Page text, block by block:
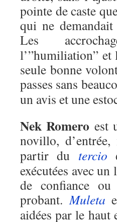
pointe de caste
qui ne
Les
l’”humiliation” et
seule bonne
passes sans
un avis et une
Nek Romero est
novillo,
partir du tercio
exécutées avec
de confiance
probant.Muleta
aidées par le haut